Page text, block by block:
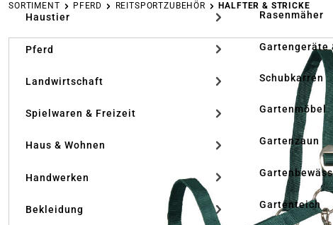
Haustier
Pferd
Landwirtschaft
Spielwaren & Freizeit
Haus & Wohnen
Handwerken
Bekleidung
Rasenmäher
Gartengeräte
Schubkarren
Gartenmöbel
Gartenzaun
Gartenteich
SORTIMENT PFERD REITSPORTZUBEHÖR HALFTER & STRICKE
Bildergalerie überspringen